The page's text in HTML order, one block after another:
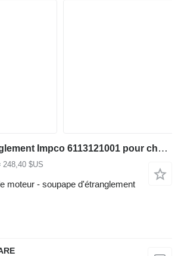
Soupape d'étranglement Impco 6113121001 pour chariot élévateur diesel
248,40 $US
moteur - soupape d'étranglement